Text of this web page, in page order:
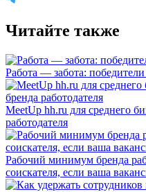
Читайте также
Работа — забота:
MeetUp hh.ru для среднего
работодателя
Рабочий минимум бренда
соискателя, если ваша